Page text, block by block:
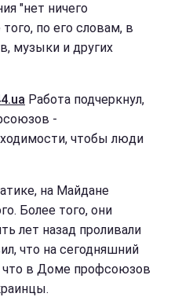
"нет ничего
по его словам, в
музыки и других
Работа подчеркнул,
-
чтобы люди
на Майдане
Более того, они
лет назад проливали
что на сегодняшний
что в Доме профсоюзов